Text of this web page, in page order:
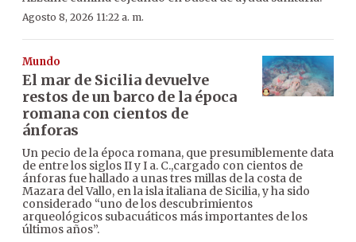
Agosto 8, 2026 11:22 a. m.
Mundo
El mar de Sicilia devuelve
restos de un barco de la época
romana con cientos de
ánforas
Un pecio de la época romana, que presumiblemente data
de entre los siglos II y I a. C.,cargado con cientos de
ánforas fue hallado a unas tres millas de la costa de
Mazara del Vallo, en la isla italiana de Sicilia, y ha sido
considerado “uno de los descubrimientos
arqueológicos subacuáticos más importantes de los
últimos años”.